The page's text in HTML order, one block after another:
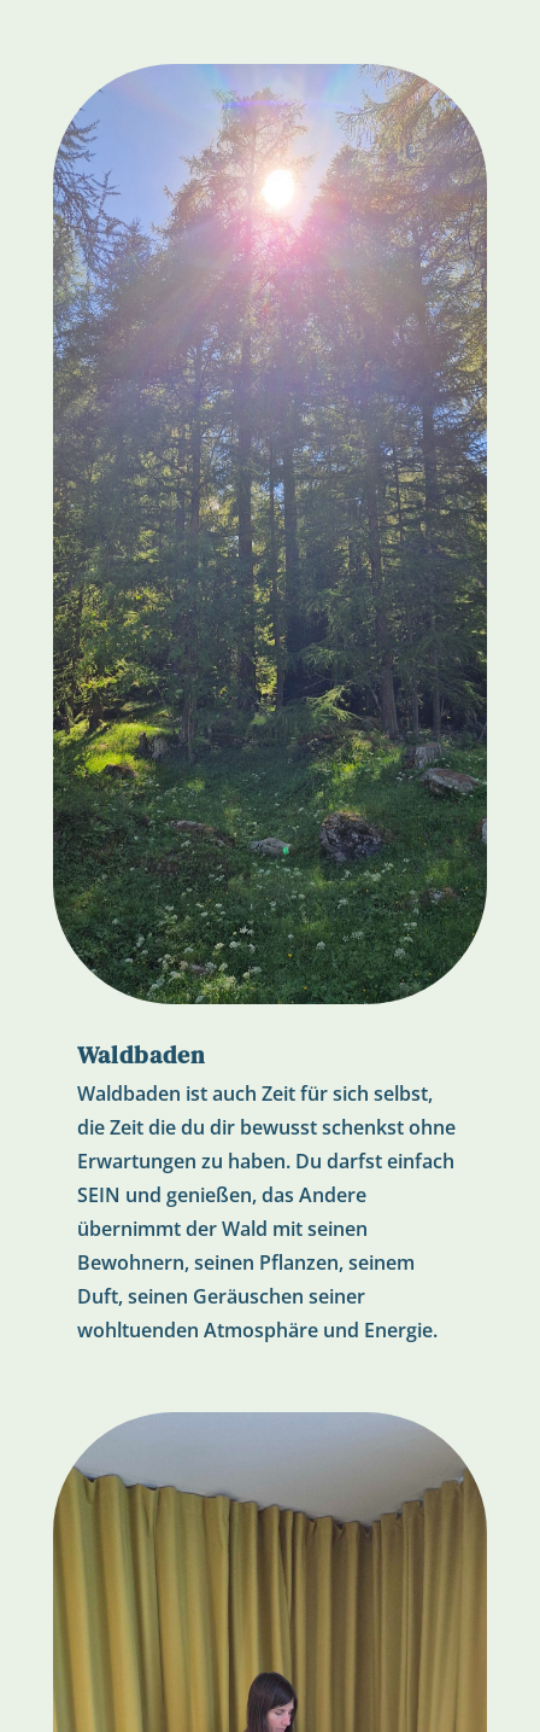
Waldbaden
Waldbaden ist auch Zeit für sich selbst,
die Zeit die du dir bewusst schenkst ohne
Erwartungen zu haben. Du darfst einfach
SEIN und genießen, das Andere
übernimmt der Wald mit seinen
Bewohnern, seinen Pflanzen, seinem
Duft, seinen Geräuschen seiner
wohltuenden Atmosphäre und Energie.